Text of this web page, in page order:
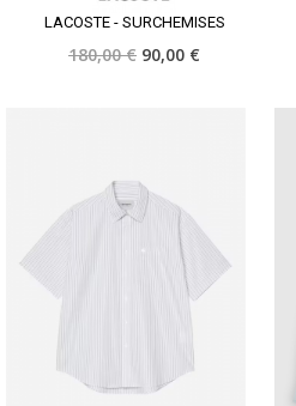
LACOSTE - SURCHEMISES
180,00 € 90,00 €